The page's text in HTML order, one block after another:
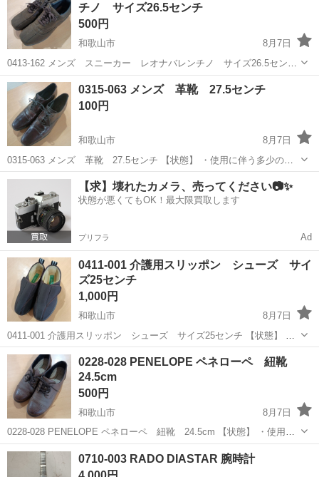
チノ サイズ26.5センチ
500円
和歌山市
8月7日
0413-162 メンズ スニーカー レオナバレンチノ サイズ26.5センチ
【状態】 ・使用に伴う多少のスレ、キズ、落としきれない汚れなどご
ざいます ・詳細は現地でご確認ください ・お値引きは出来かねます
の...
和歌山 和歌山市 服/ファッション
0315-063 メンズ 革靴 27.5センチ
100円
和歌山市
8月7日
0315-063 メンズ 革靴 27.5センチ 【状態】 ・使用に伴う多少のス
レ、キズ、落としきれない汚れなどございます ・詳細は現地でご確認
ください ・お値引きは出来かねますのでご了承願います ※中古品の...
和歌山 和歌山市 服/ファッション
【求】壊れたカメラ、売ってください📷✨
状態が悪くてもOK！最大限買取します
プリフラ Ad
0411-001 介護用スリッポン シューズ サイ
ズ25センチ
1,000円
和歌山市
8月7日
0411-001 介護用スリッポン シューズ サイズ25センチ 【状態】 ・
使用に伴う多少のスレ、キズ、落としきれない汚れなどございます ・
詳細は現地でご確認ください ・お値引きは出来かねますのでご了承願
いま...
和歌山 和歌山市
0228-028 PENELOPE ペネローペ 紐靴
24.5cm
500円
和歌山市
8月7日
0228-028 PENELOPE ペネローペ 紐靴 24.5cm 【状態】 ・使用に
伴う多少のスレ、キズ、落としきれない汚れなどございます ・詳細は
現地でご確認ください ・お値引きは出来かねますのでご了承願...
和歌山 和歌山市
0710-003 RADO DIASTAR 腕時計